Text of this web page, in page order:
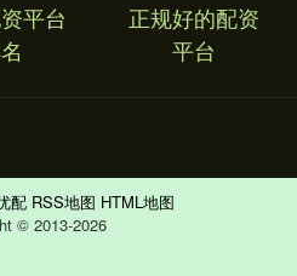
平台
正规好的配资
平台
配 RSS地图 HTML地图
© 2013-2026